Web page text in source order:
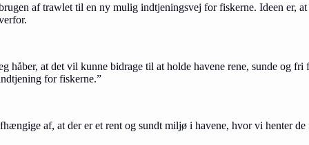
af trawlet til en ny mulig indtjeningsvej for fiskerne. Ideen er,
håber, at det vil kunne bidrage til at holde havene rene, sunde og
for fiskerne.”
af, at der er et rent og sundt miljø i havene, hvor vi henter